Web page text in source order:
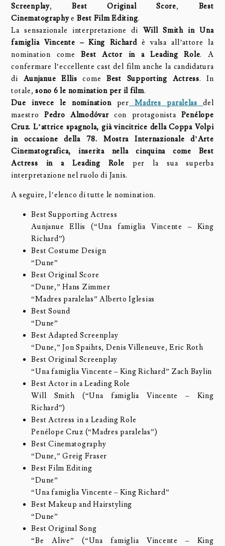
Screenplay,Best Original Score, Best
Cinematographye Best Film Editing.
La sensazionale interpretazione di Will Smith in Una
famiglia Vincente – King Richardè valsa all’attore la
nomination comeBest Actor in a Leading Role. A
confermare l’eccellente cast del film anche la candidatura
di Aunjanue ElliscomeBest Supporting Actress. In
totale,sono 6 le nomination per il film.
Due invece le nomination
per Madres paralelasdel
maestro
Pedro Almodóvar con protagonista Penélope
Cruz. L’attrice spagnola, già vincitrice della Coppa Volpi
in occasione della 78. Mostra Internazionale d’Arte
Cinematografica, inserita nella cinquina come Best
Actress in a Leading Role
per la sua superba
interpretazione nel ruolo di Janis.
A seguire, l’elenco di tutte le nomination.
Best Supporting Actress
Aunjanue Ellis (“Una famiglia Vincente – King
Richard”)
Best Costume Design
“Dune”
Best Original Score
“Dune,” Hans Zimmer
“Madres paralelas” Alberto Iglesias
Best Sound
“Dune”
Best Adapted Screenplay
“Dune,” Jon Spaihts, Denis Villeneuve, Eric Roth
Best Original Screenplay
“Una famiglia Vincente – King Richard” Zach Baylin
Best Actor in a Leading Role
Will Smith (“Una famiglia Vincente – King
Richard”)
Best Actress in a Leading Role
Penélope Cruz (“Madres paralelas”)
Best Cinematography
“Dune,” Greig Fraser
Best Film Editing
“Dune”
“Una famiglia Vincente – King Richard”
Best Makeup and Hairstyling
“Dune”
Best Original Song
“Be Alive” (“Una famiglia Vincente – King